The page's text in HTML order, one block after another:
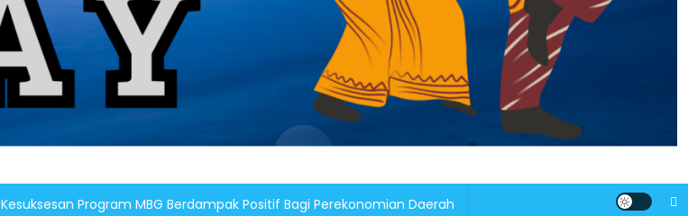
Kesuksesan Program MBG Berdampak Positif Bagi Perekonomian Daerah